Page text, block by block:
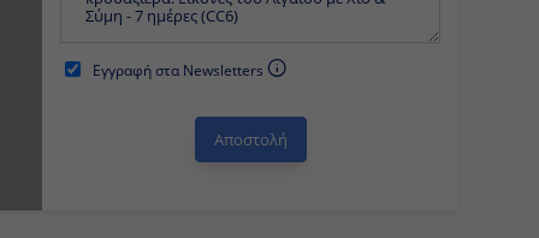
Εγγραφή στα Newsletters